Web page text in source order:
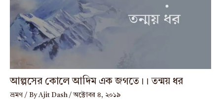
আল্পসের কোলে আদিম এক জগতে।। তন্ময় ধর
ভ্রমণ / ByAjit Dash /অক্টোবর ৪, ২০১৯